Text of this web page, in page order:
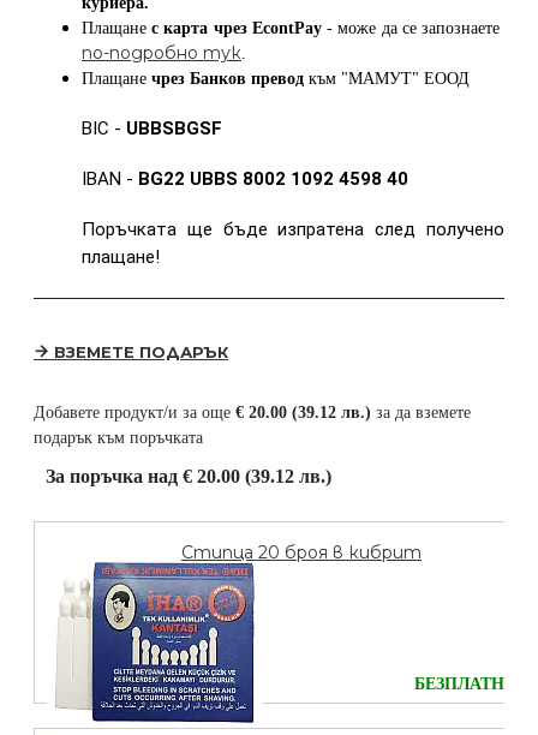
Плащанес карта чрез EcontPay- може да се запознаете
по-подробно тук.
Плащане чрез Банков превод към "МАМУТ" ЕООД
BIC - UBBSBGSF
IBAN - BG22 UBBS 8002 1092 4598 40
Поръчката ще бъде изпратена след получено
плащане!
ВЗЕМЕТЕ ПОДАРЪК
Добавете продукт/и за още € 20.00 (39.12 лв.) за да вземете
подарък към поръчката
За поръчка над € 20.00 (39.12 лв.)
Стипца 20 броя в кибрит
БЕЗПЛАТНО